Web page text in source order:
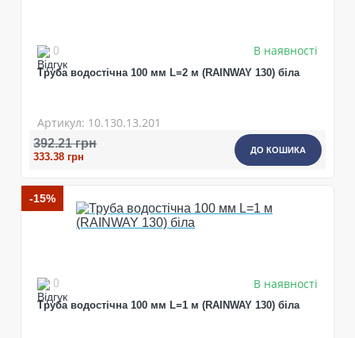
0 В наявності
Труба водостічна 100 мм L=2 м (RAINWAY 130) біла
Артикул: 10.130.13.201
392.21 грн
333.38 грн
ДО КОШИКА
-15%
0 В наявності
Труба водостічна 100 мм L=1 м (RAINWAY 130) біла